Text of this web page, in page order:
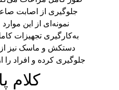
جلوگیری از اصابت
نمونه‌‌ای از این
به‌کارگیری تجهیزات
دستکش و ماسک نیز از
جلوگیری کرده و افراد
کلام